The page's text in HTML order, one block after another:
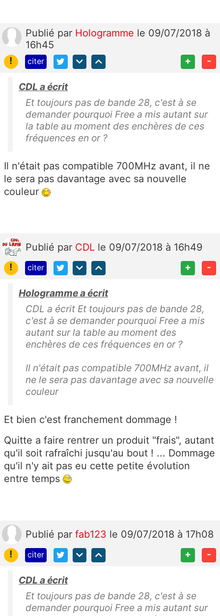
Publié par Hologramme le 09/07/2018 à
16h45
!
citer + -
CDL a écrit
Et toujours pas de bande 28, c'est à se
demander pourquoi Free a mis autant sur
la table au moment des enchères de ces
fréquences en or ?
Il n'était pas compatible 700MHz avant, il ne
le sera pas davantage avec sa nouvelle
couleur
Publié par CDL le 09/07/2018 à 16h49
!
citer + -
Hologramme a écrit
CDL a écrit Et toujours pas de bande 28,
c'est à se demander pourquoi Free a mis
autant sur la table au moment des
enchères de ces fréquences en or ?
Il n'était pas compatible 700MHz avant, il
ne le sera pas davantage avec sa nouvelle
couleur
Et bien c'est franchement dommage !
Quitte a faire rentrer un produit "frais", autant
qu'il soit rafraîchi jusqu'au bout ! ... Dommage
qu'il n'y ait pas eu cette petite évolution
entre temps
Publié par fab123 le 09/07/2018 à 17h08
!
citer + -
CDL a écrit
Et toujours pas de bande 28, c'est à se
demander pourquoi Free a mis autant sur